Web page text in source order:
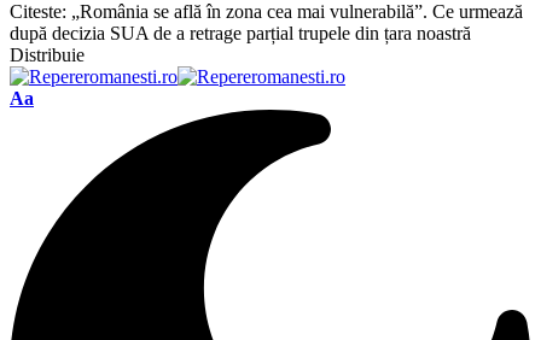
Citeste: „România se află în zona cea mai vulnerabilă”. Ce urmează
după decizia SUA de a retrage parțial trupele din țara noastră
Distribuie
Aa